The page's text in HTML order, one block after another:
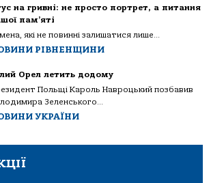
на гривні: не просто портрет, а питання
пам’яті
які не повинні залишатися лише...
РІВНЕНЩИНИ
Орел летить додому
Польщі Кароль Навроцький позбавив
Зеленського...
УКРАЇНИ